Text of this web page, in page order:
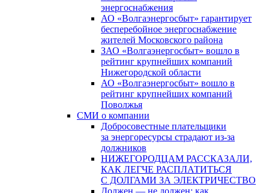
энергоснабжения
АО «Волгаэнергосбыт» гарантирует
бесперебойное энергоснабжение
жителей Московского района
ЗАО «Волгаэнергосбыт» вошло в
рейтинг крупнейших компаний
Нижегородской области
АО «Волгаэнергосбыт» вошло в
рейтинг крупнейших компаний
Поволжья
СМИ о компании
Добросовестные плательщики
за энергоресурсы страдают из-за
должников
НИЖЕГОРОДЦАМ РАССКАЗАЛИ,
КАК ЛЕГЧЕ РАСПЛАТИТЬСЯ
С ДОЛГАМИ ЗА ЭЛЕКТРИЧЕСТВО